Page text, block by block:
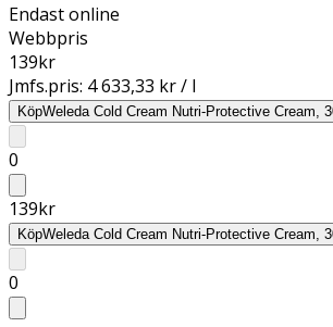
Endast online
Webbpris
139kr
Jmfs.pris: 4 633,33 kr / l
KöpWeleda Cold Cream Nutri-Protective Cream,
0
139kr
KöpWeleda Cold Cream Nutri-Protective Cream,
0